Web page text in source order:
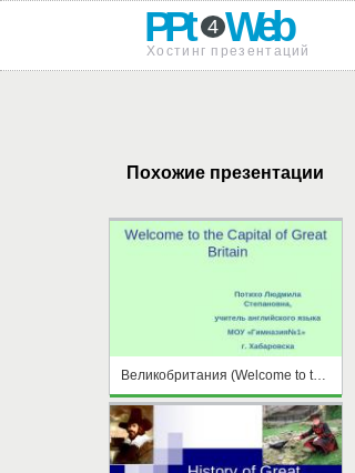
PPt 4 Web
Хостинг презентаций
Похожие презентации
Великобритания (Welcome to the Capital of Great Britain)